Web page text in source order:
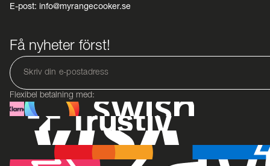
E-post: info@myrangecooker.se
Få nyheter först!
Flexibel betalning med: